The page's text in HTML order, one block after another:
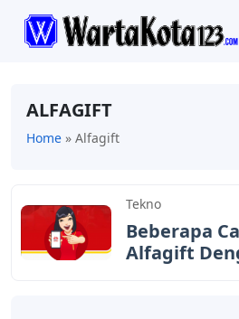
ALFAGIFT
Home » Alfagift
Tekno
Beberapa
Alfagift